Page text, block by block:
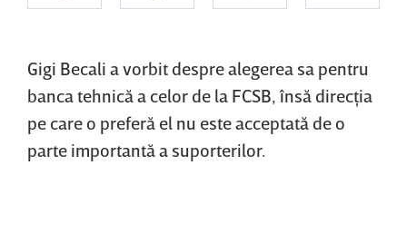
Gigi Becali a vorbit despre alegerea sa pentru
banca tehnică a celor de la FCSB, însă direcţia
pe care o preferă el nu este acceptată de o
parte importantă a suporterilor.